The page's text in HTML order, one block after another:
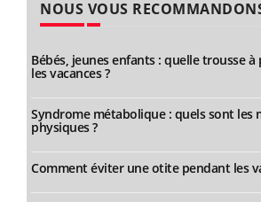
NOUS VOUS
Bébés, jeunes enfants : quelle trousse
les vacances ?
Syndrome métabolique : quels sont les
physiques ?
Comment éviter une otite pendant les